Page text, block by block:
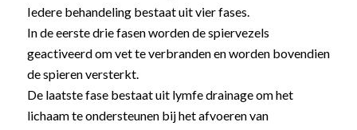
Iedere behandeling bestaat uit vier fases.
In de eerste drie fasen worden de spiervezels
geactiveerd om vet te verbranden en worden bovendien
de spieren versterkt.
De laatste fase bestaat uit lymfe drainage om het
lichaam te ondersteunen bij het afvoeren van